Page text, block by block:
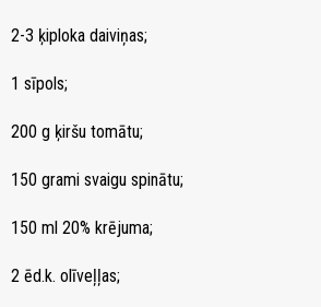
2-3 ķiploka daiviņas;
1 sīpols;
200 g ķiršu tomātu;
150 grami svaigu spinātu;
150 ml 20% krējuma;
2 ēd.k. olīveļļas;